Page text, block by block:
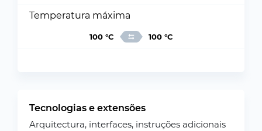
Temperatura máxima
100 °C 100 °C
Tecnologias e extensões
Arquitectura, interfaces, instruções adicionais